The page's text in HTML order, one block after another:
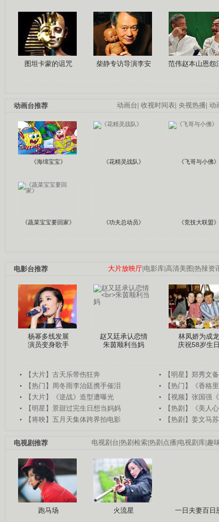
图坦卡蒙的诅咒 柴静专访导演李安 范伟赵本山恩怨
动画台| 收视时间表| 央视热播| 动
动画台推荐
《海绵宝宝》 《花精灵战队》 《飞哥与小佛》
《蔬菜宝宝要回家》 《功夫总动员》 《竞技大联盟》
大片放映厅|电影库|高清美图 |热辣资
电影台推荐
杨幂多线发展
演员变身歌手
赵又廷承认恋情
朱茵顺利当妈
林凤娇为成龙
庆祝58岁生
【大片】古天乐带伤狂奔
【明星】郑秀文
【热门】周冬雨李治廷携手催泪
【热门】《香格
【大片】《逆战》造型遭曝光
【视频】张国强
【明星】景甜过完生日想当妈妈
【热剧】《美人
【将映】五月天集体跨界拍电影
【热剧】姜文马
电视剧台|热剧检索|热剧点播|电视剧库|趣
电视剧推荐
跑马场 火流星 一日夫妻百日